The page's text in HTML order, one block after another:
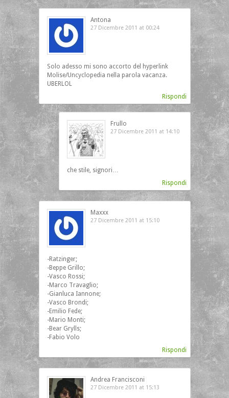
Antona
27 Dicembre 2011 at 00:24
Solo adesso mi sono accorto del hyperlink
Molise/Uncyclopedia nella parola vacanza.
UBERLOL
Rispondi
Frullo
27 Dicembre 2011 at 14:10
che stile, signori…
Rispondi
Maxxx
27 Dicembre 2011 at 15:10
-Ratzinger;
-Beppe Grillo;
-Vasco Rossi;
-Marco Travaglio;
-Gianluca Iannone;
-Vasco Brondi;
-Emilio Fede;
-Mario Monti;
-Bear Grylls;
-Fabio Volo
Rispondi
Andrea Francisconi
27 Dicembre 2011 at 15:13